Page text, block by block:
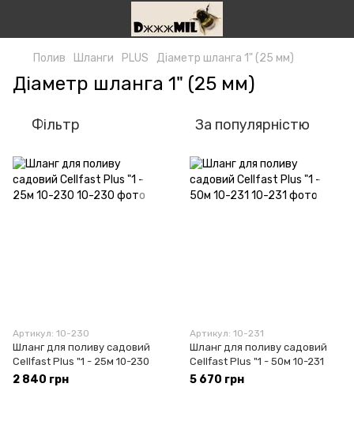
Полив Шланги PLUS Діаметр шланга 1" (25 мм)
Діаметр шланга 1" (25 мм)
Фільтр За популярністю
Артикул: 10-230
Шланг для поливу садовий
Сellfast Plus "1 - 25м 10-230
2 840 грн
Артикул: 10-231
Шланг для поливу садовий
Сellfast Plus "1 - 50м 10-231
5 670 грн